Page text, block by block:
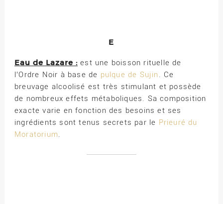
E
Eau de Lazare :est une boisson rituelle de
l’Ordre Noir à base de pulque de Sujin . Ce
breuvage alcoolisé est très stimulant et possède
de nombreux effets métaboliques. Sa composition
exacte varie en fonction des besoins et ses
ingrédients sont tenus secrets par le Prieuré du
Moratorium